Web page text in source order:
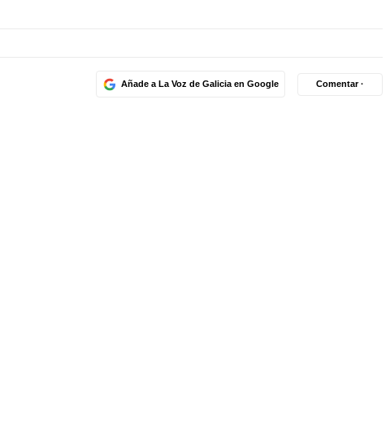
Añade a La Voz de Galicia en Google Comentar ·